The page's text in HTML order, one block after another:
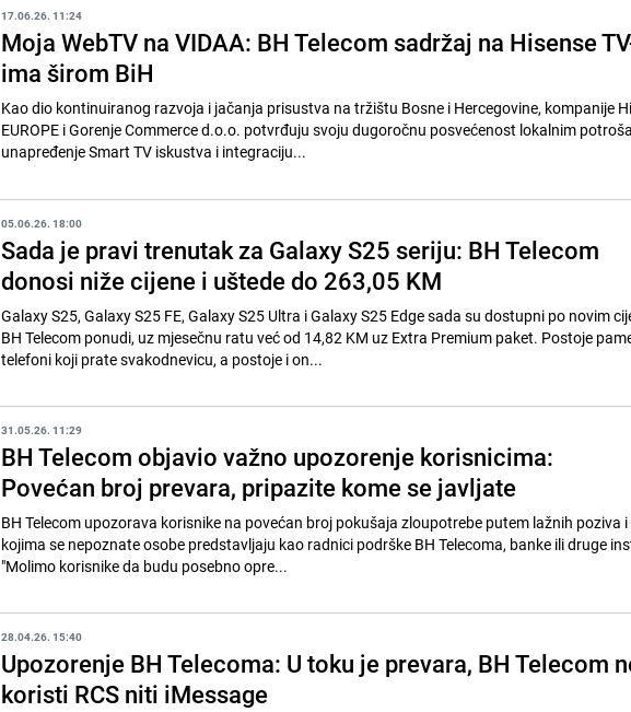
17.06.26. 11:24
Moja WebTV na VIDAA: BH Telecom sadržaj na Hisense
ima širom BiH
Kao dio kontinuiranog razvoja i jačanja prisustva na tržištu Bosne i Hercegovine, kompanije
EUROPE i Gorenje Commerce d.o.o. potvrđuju svoju dugoročnu posvećenost lokalnim
unapređenje Smart TV iskustva i integraciju...
05.06.26. 18:00
Sada je pravi trenutak za Galaxy S25 seriju: BH Telecom
donosi niže cijene i uštede do 263,05 KM
Galaxy S25, Galaxy S25 FE, Galaxy S25 Ultra i Galaxy S25 Edge sada su dostupni po novim
BH Telecom ponudi, uz mjesečnu ratu već od 14,82 KM uz Extra Premium paket. Postoje
telefoni koji prate svakodnevicu, a postoje i on...
31.05.26. 11:29
BH Telecom objavio važno upozorenje korisnicima:
Povećan broj prevara, pripazite kome se javljate
BH Telecom upozorava korisnike na povećan broj pokušaja zloupotrebe putem lažnih poziva
kojima se nepoznate osobe predstavljaju kao radnici podrške BH Telecoma, banke ili druge
"Molimo korisnike da budu posebno opre...
28.04.26. 15:40
Upozorenje BH Telecoma: U toku je prevara, BH Telecom
koristi RCS niti iMessage